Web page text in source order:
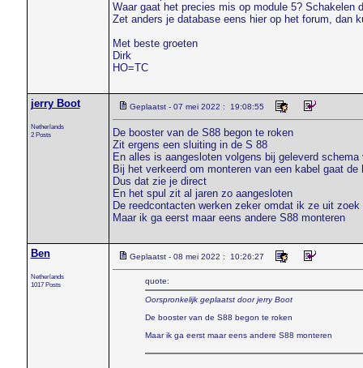
Waar gaat het precies mis op module 5? Schakelen
Zet anders je database eens hier op het forum, dan
Met beste groeten
Dirk
HO=TC
jerry Boot
Netherlands
2 Posts
Geplaatst - 07 mei 2022 : 19:08:55
De booster van de S88 begon te roken
Zit ergens een sluiting in de S 88
En alles is aangesloten volgens bij geleverd schema
Bij het verkeerd om monteren van een kabel gaat de
Dus dat zie je direct
En het spul zit al jaren zo aangesloten
De reedcontacten werken zeker omdat ik ze uit
Maar ik ga eerst maar eens andere S88 monteren
Ben
Netherlands
1017 Posts
Geplaatst - 08 mei 2022 : 10:26:27
quote:
Oorspronkelijk geplaatst door jerry Boot
De booster van de S88 begon te roken
Maar ik ga eerst maar eens andere S88 monteren